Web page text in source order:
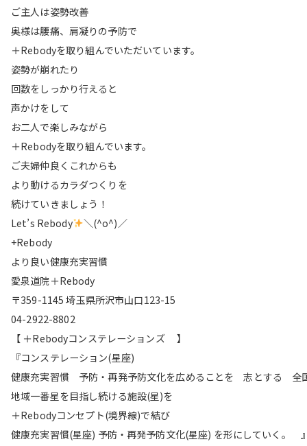
ご主人は姿勢改善
奥様は腰痛、肩凝りの予防で
＋Rebodyを取り組んでいただいています。
姿勢が崩れたり
回数をしっかり行えると
声かけをして
お二人で楽しみながら
＋Rebodyを取り組んでいます。
ご夫婦仲良くこれからも
より動けるカラダつくりを
続けていきましょう！
Let’s Rebody
＼(^o^)／
+Rebody
より良い健康充実習慣
愛泉道院＋Rebody
〒359-1145 埼玉県所沢市山口123-15
04-2922-8802
【 ＋Rebodyコンステレーションズ 】
『コンステレーション(星座)
健康充実習慣 予防・再発予防文化を広めることを 志とする 全
地域一番星を目指し続ける施設(星)を
＋Rebodyコンセプト(境界線)で結び
健康充実習慣(星座) 予防・再発予防文化(星座) を形にしていく。